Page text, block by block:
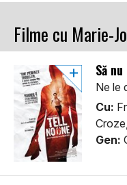
Filme cu Marie-
Să
Ne le
Cu:
Gen: